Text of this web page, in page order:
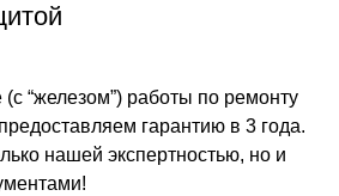
“железом”) работы по ремонту
гарантию в 3 года.
нашей экспертностью, но и